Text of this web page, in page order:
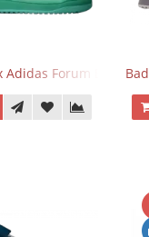
Blue
Adidas Forum Buckle